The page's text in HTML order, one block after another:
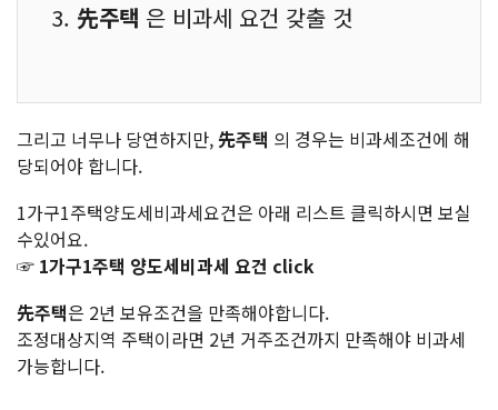
3. 先주택 은 비과세 요건 갖출 것
그리고 너무나 당연하지만,先주택 의 경우는 비과세조건에 해
당되어야 합니다.
1가구1주택양도세비과세요건은 아래 리스트 클릭하시면 보실
수있어요.
☞ 1가구1주택 양도세비과세 요건 click
先주택은 2년 보유조건을 만족해야합니다.
조정대상지역 주택이라면 2년 거주조건까지 만족해야 비과세
가능합니다.